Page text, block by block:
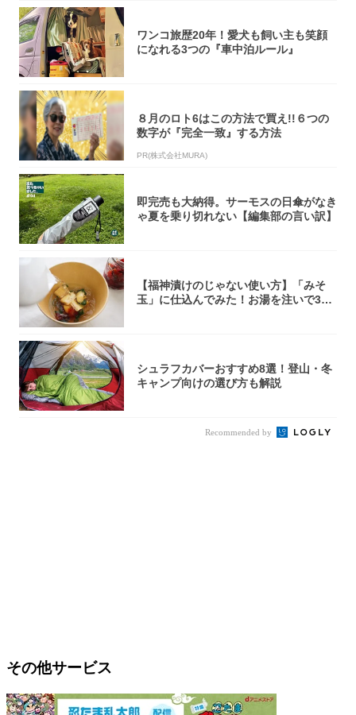
ワンコ旅歴20年！愛犬も飼い主も笑顔
になれる3つの『車中泊ルール』
８月のロト6はこの方法で買え!!６つの
数字が『完全一致』する方法
PR(株式会社MURA)
即完売も大納得。サーモスの日傘がなき
ゃ夏を乗り切れない【編集部の言い訳】
【福神漬けのじゃない使い方】「みそ
玉」に仕込んでみた！お湯を注いで30
シュラフカバーおすすめ8選！登山・冬
キャンプ向けの選び方も解説
Recommended by
その他サービス